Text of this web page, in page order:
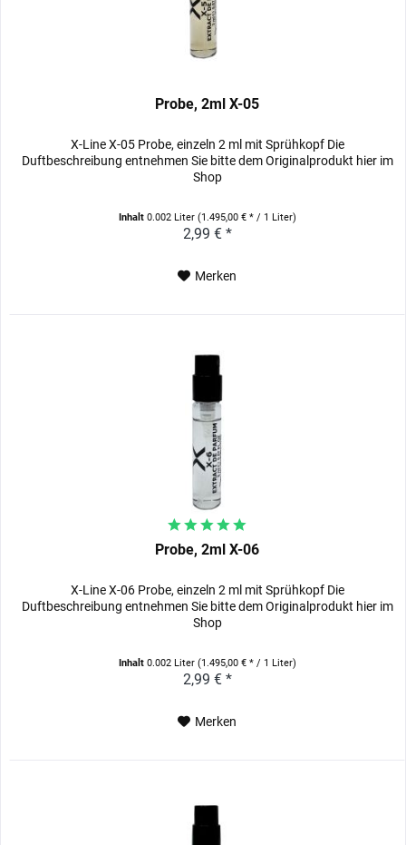
Probe, 2ml X-05
X-Line X-05 Probe, einzeln 2 ml mit Sprühkopf Die
Duftbeschreibung entnehmen Sie bitte dem Originalprodukt hier im
Shop
Inhalt 0.002 Liter (1.495,00 € * / 1 Liter)
2,99 € *
Merken
Probe, 2ml X-06
X-Line X-06 Probe, einzeln 2 ml mit Sprühkopf Die
Duftbeschreibung entnehmen Sie bitte dem Originalprodukt hier im
Shop
Inhalt 0.002 Liter (1.495,00 € * / 1 Liter)
2,99 € *
Merken